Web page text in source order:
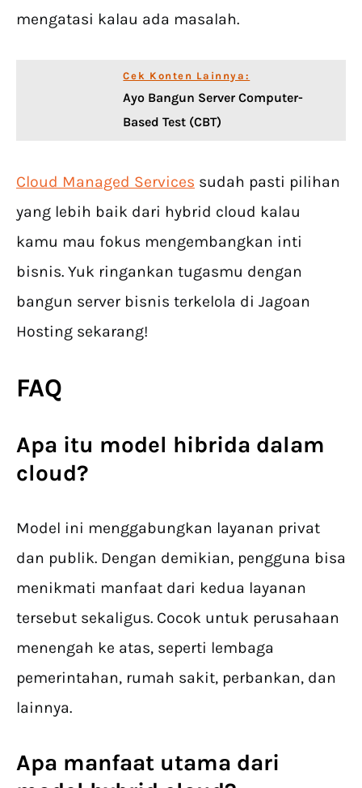
mengatasi kalau ada masalah.
Cek Konten Lainnya:
Ayo Bangun Server Computer-
Based Test (CBT)
Cloud Managed Services sudah pasti pilihan
yang lebih baik dari hybrid cloud kalau
kamu mau fokus mengembangkan inti
bisnis. Yuk ringankan tugasmu dengan
bangun server bisnis terkelola di Jagoan
Hosting sekarang!
FAQ
Apa itu model hibrida dalam
cloud?
Model ini menggabungkan layanan privat
dan publik. Dengan demikian, pengguna bisa
menikmati manfaat dari kedua layanan
tersebut sekaligus. Cocok untuk perusahaan
menengah ke atas, seperti lembaga
pemerintahan, rumah sakit, perbankan, dan
lainnya.
Apa manfaat utama dari